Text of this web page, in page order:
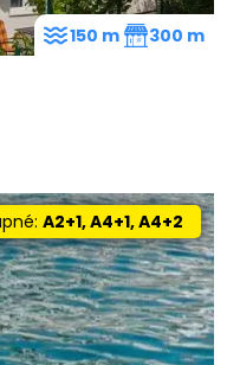
150 m 300 m
A2+1, A4+1, A4+2